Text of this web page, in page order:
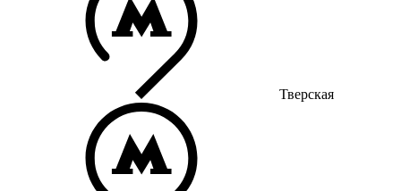
Тверская